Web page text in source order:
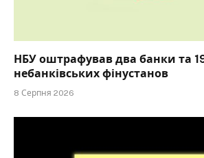
НБУ оштрафував два банки та
небанківських фінустанов
8 Серпня 2026